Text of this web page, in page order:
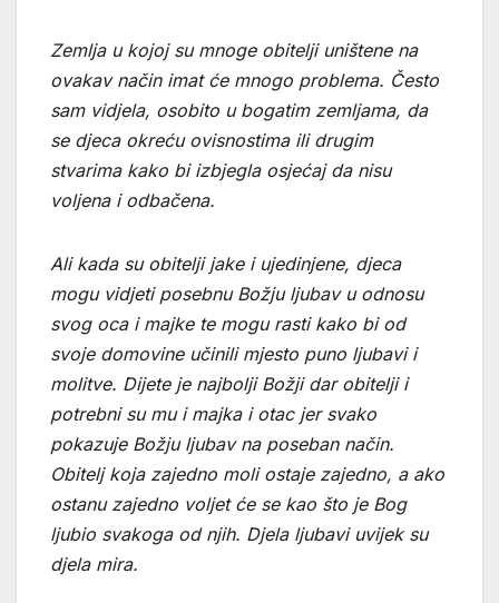
Zemlja u kojoj su mnoge obitelji uništene na
ovakav način imat će mnogo problema. Često
sam vidjela, osobito u bogatim zemljama, da
se djeca okreću ovisnostima ili drugim
stvarima kako bi izbjegla osjećaj da nisu
voljena i odbačena.
Ali kada su obitelji jake i ujedinjene, djeca
mogu vidjeti posebnu Božju ljubav u odnosu
svog oca i majke te mogu rasti kako bi od
svoje domovine učinili mjesto puno ljubavi i
molitve. Dijete je najbolji Božji dar obitelji i
potrebni su mu i majka i otac jer svako
pokazuje Božju ljubav na poseban način.
Obitelj koja zajedno moli ostaje zajedno, a ako
ostanu zajedno voljet će se kao što je Bog
ljubio svakoga od njih. Djela ljubavi uvijek su
djela mira.